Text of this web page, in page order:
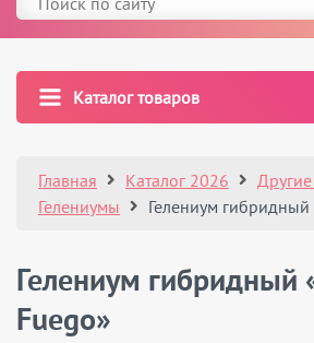
Каталог товаров
Главная Каталог 2026
Гелениумы
Гелениум
Гелениум гибридный
Fuego»